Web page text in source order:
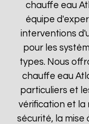
chauffe eau
équipe
interventions
pour les
types. Nous
chauffe eau
particuliers et
vérification et la
sécurité, la mise